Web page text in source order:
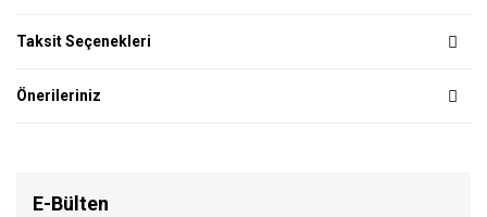
Taksit Seçenekleri
Önerileriniz
E-Bülten